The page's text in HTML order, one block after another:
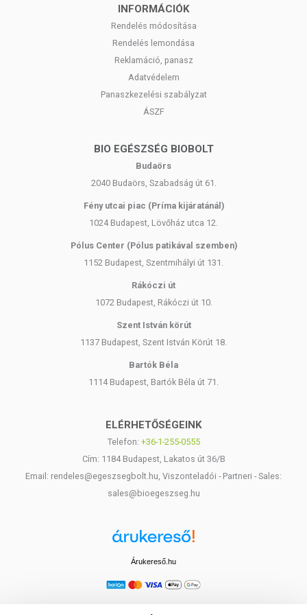
INFORMÁCIÓK
Rendelés módosítása
Rendelés lemondása
Reklamáció, panasz
Adatvédelem
Panaszkezelési szabályzat
ÁSZF
BIO EGÉSZSÉG BIOBOLT
Budaörs
2040 Budaörs, Szabadság út 61.
Fény utcai piac (Príma kijáratánál)
1024 Budapest, Lövőház utca 12.
Pólus Center (Pólus patikával szemben)
1152 Budapest, Szentmihályi út 131.
Rákóczi út
1072 Budapest, Rákóczi út 10.
Szent István körút
1137 Budapest, Szent István Körút 18.
Bartók Béla
1114 Budapest, Bartók Béla út 71.
ELÉRHETŐSÉGEINK
Telefon: +36-1-255-0555
Cím: 1184 Budapest, Lakatos út 36/B
Email: rendeles@egeszsegbolt.hu, Viszonteladói - Partneri - Sales:
sales@bioegeszseg.hu
Árukereső.hu